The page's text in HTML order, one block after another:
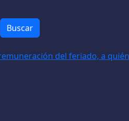
Buscar
del feriado, a